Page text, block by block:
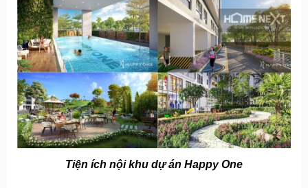
Tiện ích nội khu dự án Happy One